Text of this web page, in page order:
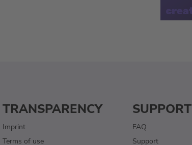
TRANSPARENCY
Imprint
Terms of use
SUPPORT
FAQ
Support